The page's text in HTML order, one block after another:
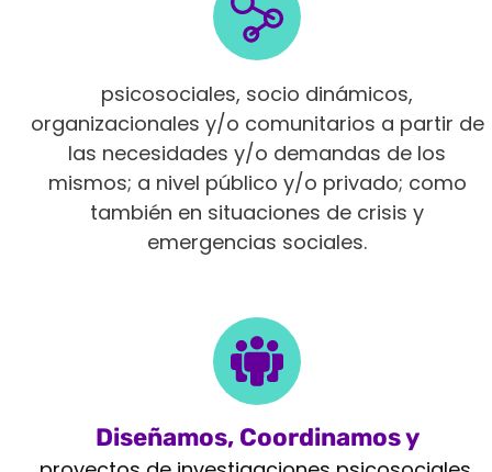
Intervenimos en diferentes ámbitos
psicosociales, socio dinámicos,
organizacionales y/o comunitarios a partir de
las necesidades y/o demandas de los
mismos; a nivel público y/o privado; como
también en situaciones de crisis y
emergencias sociales.
Diseñamos, Coordinamos y